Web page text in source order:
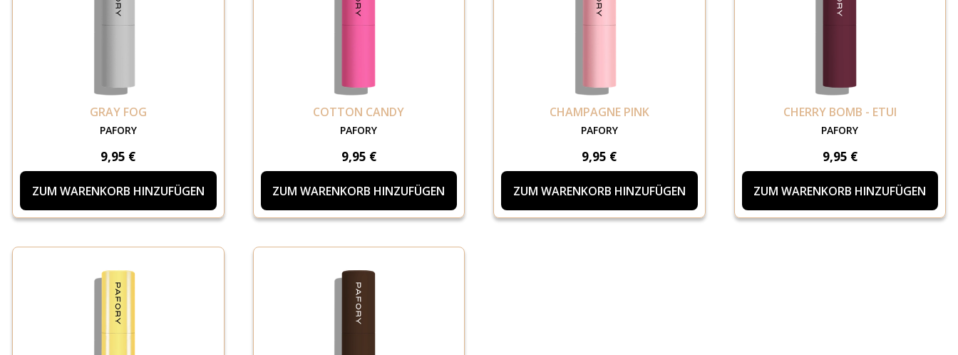
GRAY FOG
PAFORY
9,95 €
ZUM WARENKORB HINZUFÜGEN
COTTON CANDY
PAFORY
9,95 €
ZUM WARENKORB HINZUFÜGEN
CHAMPAGNE PINK
PAFORY
9,95 €
ZUM WARENKORB HINZUFÜGEN
CHERRY BOMB - ETUI
PAFORY
9,95 €
ZUM WARENKORB HINZUFÜGEN